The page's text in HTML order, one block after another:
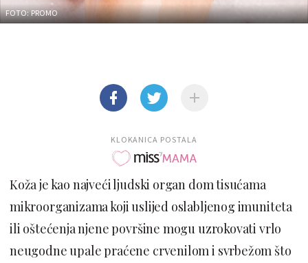
FOTO: PROMO
KLOKANICA POSTALA
Koža je kao najveći ljudski organ dom tisućama
mikroorganizama koji uslijed oslabljenog imuniteta
ili oštećenja njene površine mogu uzrokovati vrlo
neugodne upale praćene crvenilom i svrbežom što